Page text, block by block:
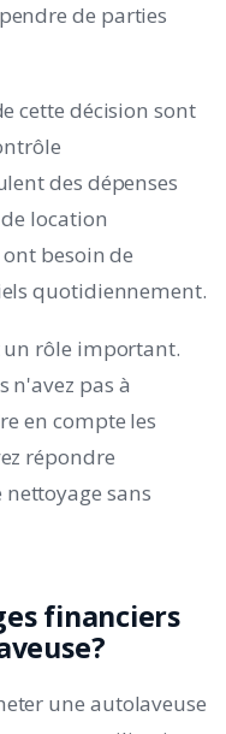
de parties
cette décision sont
des dépenses
location
besoin de
quotidiennement.
rôle important.
n'avez pas à
en compte les
répondre
sans
financiers
une autolaveuse